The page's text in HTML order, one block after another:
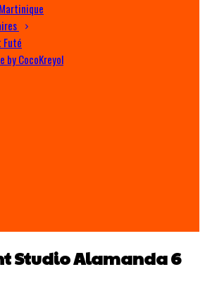
by CocoKreyol
Studio Alamanda 6